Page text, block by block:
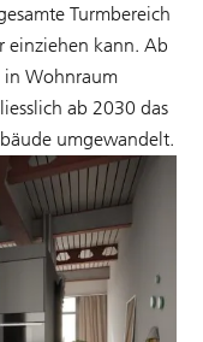
Turmbereich
einziehen kann. Ab
in Wohnraum
ab 2030 das
umgewandelt.